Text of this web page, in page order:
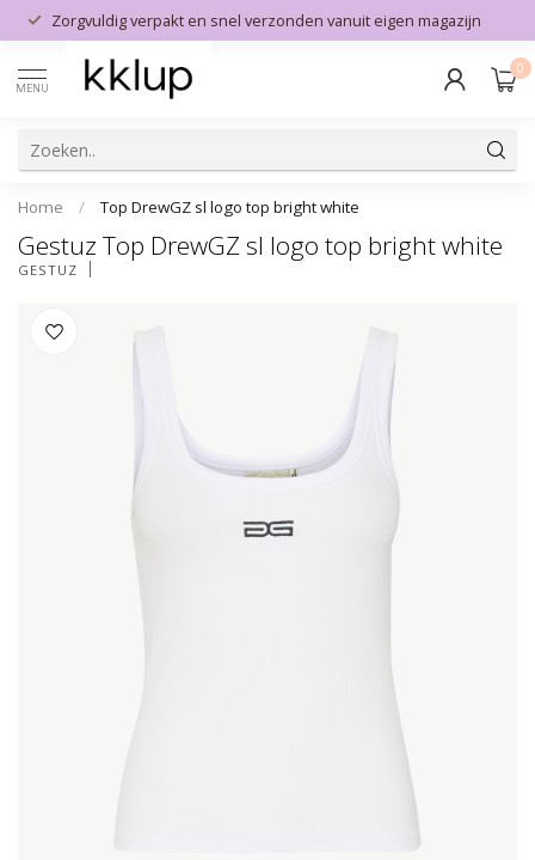
Zorgvuldig verpakt en snel verzonden vanuit eigen magazijn
MENU
0
Home / Top DrewGZ sl logo top bright white
Gestuz Top DrewGZ sl logo top bright white
GESTUZ